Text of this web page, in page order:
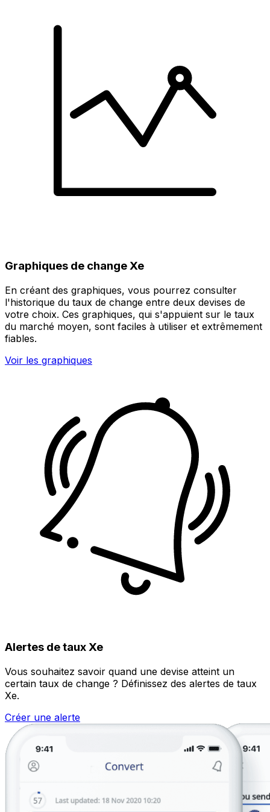
Graphiques de change Xe
En créant des graphiques, vous pourrez consulter
l'historique du taux de change entre deux devises de
votre choix. Ces graphiques, qui s'appuient sur le taux
du marché moyen, sont faciles à utiliser et extrêmement
fiables.
Voir les graphiques
Alertes de taux Xe
Vous souhaitez savoir quand une devise atteint un
certain taux de change ? Définissez des alertes de taux
Xe.
Créer une alerte